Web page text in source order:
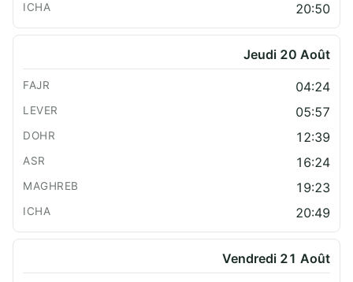
20:50
Jeudi 20 Août
04:24
05:57
12:39
16:24
19:23
20:49
Vendredi 21 Août